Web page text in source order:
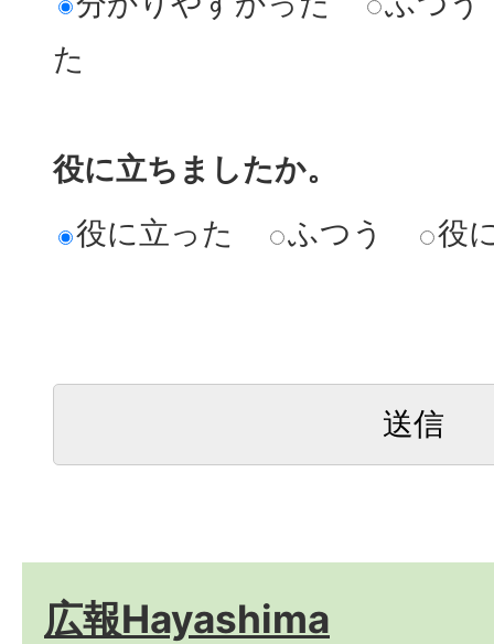
た
役に立ちましたか。
役に立った
ふつう 役
広報Hayashima